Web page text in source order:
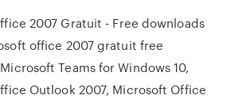
2007 Gratuit - Free downloads
office 2007 gratuit free
Teams for Windows 10,
Outlook 2007, Microsoft Office